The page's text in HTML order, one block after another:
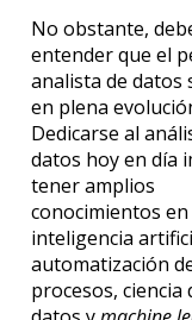
No obstante,
entender que el
analista de datos
en plena
Dedicarse al
datos hoy en día
tener amplios
conocimientos en
inteligencia
automatización
procesos, ciencia